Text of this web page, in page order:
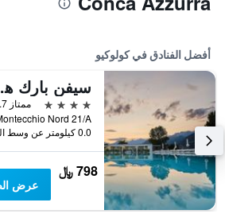
أفضل الفنادق في كولوكيو
سيفن
4 نجوم
ممتاز 8.7
0.0 كيلومتر عن وسط المدينة
798 ﷼
عرض